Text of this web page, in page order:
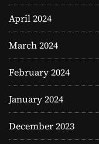
April 2024
March 2024
February 2024
January 2024
December 2023